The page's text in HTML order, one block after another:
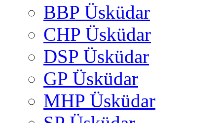
BBP Üsküdar
CHP Üsküdar
DSP Üsküdar
GP Üsküdar
MHP Üsküdar